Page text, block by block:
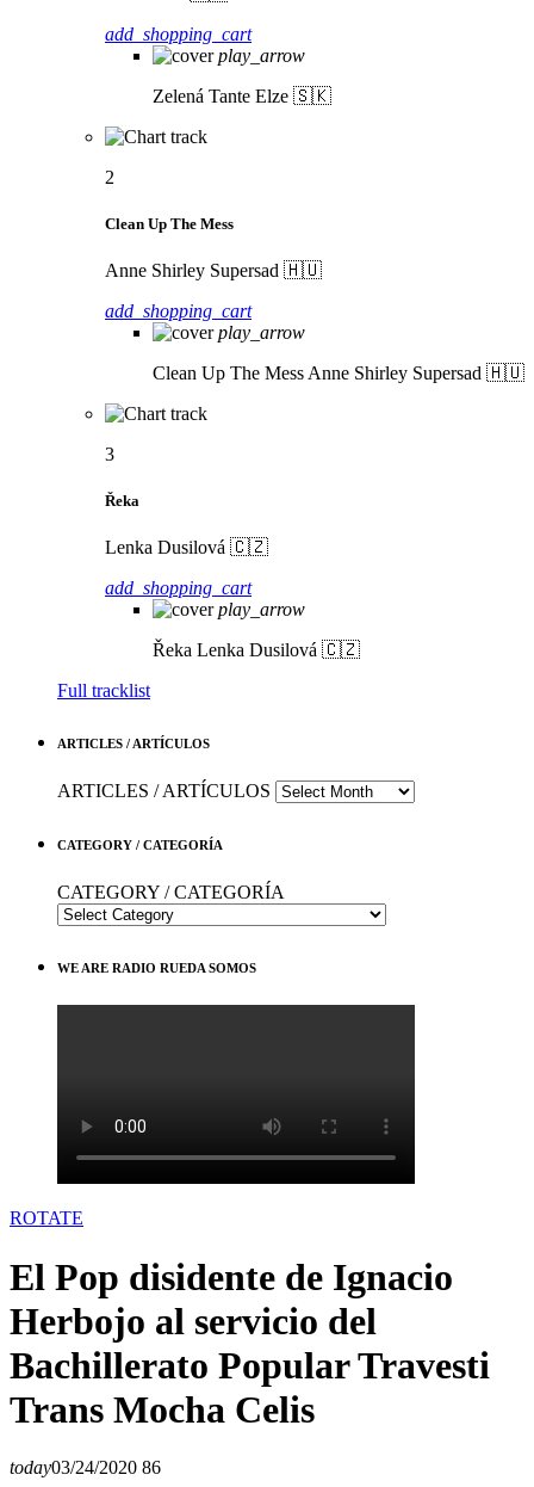
add_shopping_cart
play_arrow
Zelená Tante Elze 🇸🇰
2
Clean Up The Mess
Anne Shirley Supersad 🇭🇺
add_shopping_cart
play_arrow
Clean Up The Mess Anne Shirley Supersad 🇭🇺
3
Řeka
Lenka Dusilová 🇨🇿
add_shopping_cart
play_arrow
Řeka Lenka Dusilová 🇨🇿
Full tracklist
ARTICLES / ARTÍCULOS
ARTICLES / ARTÍCULOS
CATEGORY / CATEGORÍA
CATEGORY / CATEGORÍA
WE ARE RADIO RUEDA SOMOS
ROTATE
El Pop disidente de Ignacio
Herbojo al servicio del
Bachillerato Popular Travesti
Trans Mocha Celis
today03/24/2020 86